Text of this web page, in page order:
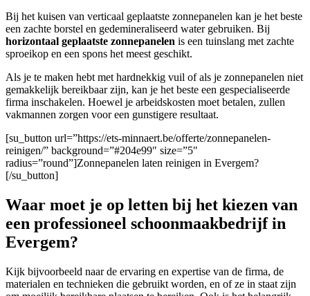
Bij het kuisen van verticaal geplaatste zonnepanelen kan je het beste
een zachte borstel en gedemineraliseerd water gebruiken. Bij
horizontaal geplaatste zonnepanelen is een tuinslang met zachte
sproeikop en een spons het meest geschikt.
Als je te maken hebt met hardnekkig vuil of als je zonnepanelen niet
gemakkelijk bereikbaar zijn, kan je het beste een gespecialiseerde
firma inschakelen. Hoewel je arbeidskosten moet betalen, zullen
vakmannen zorgen voor een gunstigere resultaat.
[su_button url=”https://ets-minnaert.be/offerte/zonnepanelen-
reinigen/” background=”#204e99″ size=”5″
radius=”round”]Zonnepanelen laten reinigen in Evergem?
[/su_button]
Waar moet je op letten bij het kiezen van
een professioneel schoonmaakbedrijf in
Evergem?
Kijk bijvoorbeeld naar de ervaring en expertise van de firma, de
materialen en technieken die gebruikt worden, en of ze in staat zijn